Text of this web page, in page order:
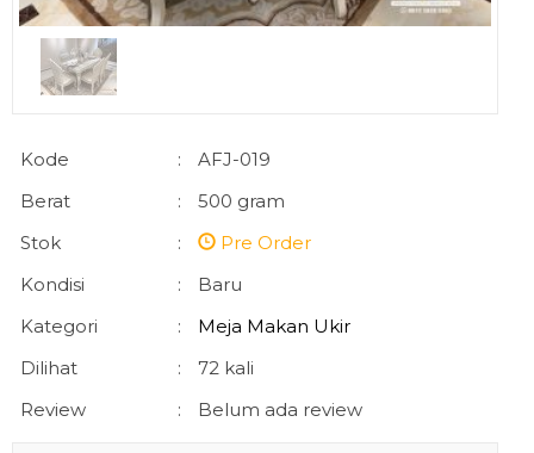
Kode :
AFJ-019
Berat
:
500 gram
Stok
:
Pre Order
Kondisi
:
Baru
Kategori
:
Meja Makan Ukir
Dilihat
:
72 kali
Review
: Belum ada review